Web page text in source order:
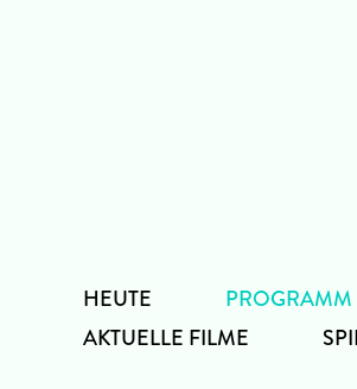
HEUTE
PROGRAMM
AKTUELLE FILME